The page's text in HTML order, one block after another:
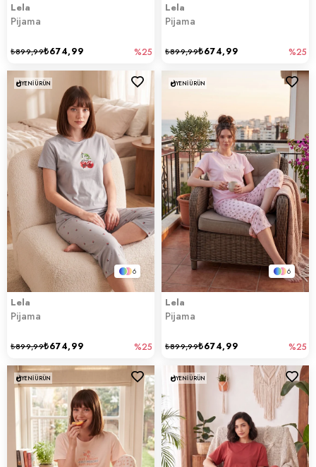
Lela
Pijama
₺674,99
₺899,99 %25
Lela
Pijama
₺674,99
₺899,99 %25
6
Lela
Pijama
₺674,99
₺899,99 %25
YENI ÜRÜN
6
Lela
Pijama
₺674,99
₺899,99 %25
YENI ÜRÜN
YENI ÜRÜN YENI ÜRÜN